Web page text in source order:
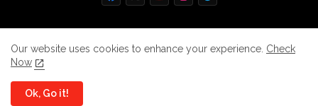
All Right Reserved Copyright
Home About Contact us
Privacy Policy
Our website uses cookies to enhance your experience. Check
Now
Ok, Go it!